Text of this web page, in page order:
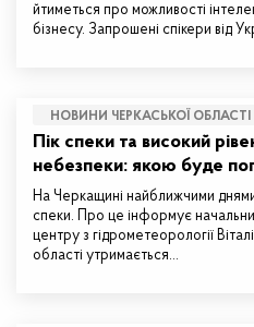
йтиметься про можливості
бізнесу. Запрошені спікери від
НОВИНИ ЧЕРКАСЬКОЇ ОБЛАСТІ
Пік спеки та високий
небезпеки: якою буде
На Черкащині найближчими днями
спеки. Про це інформує
центру з гідрометеорології
області утримається…